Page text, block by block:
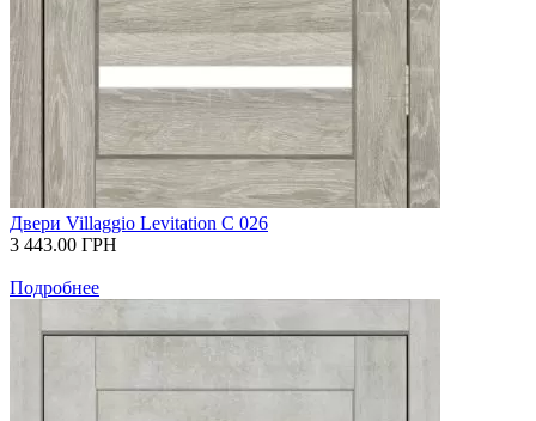
Двери Villaggio Levitation С 026
3 443.00 ГРН
Подробнее